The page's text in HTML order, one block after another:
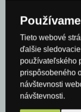
Fľašky dostupné na
Parametre
Hĺbka
Šírka
Výška
Tieto webové
ďalšie
používateľského
prispôsobeného
návštevnosti
návštevnosti.